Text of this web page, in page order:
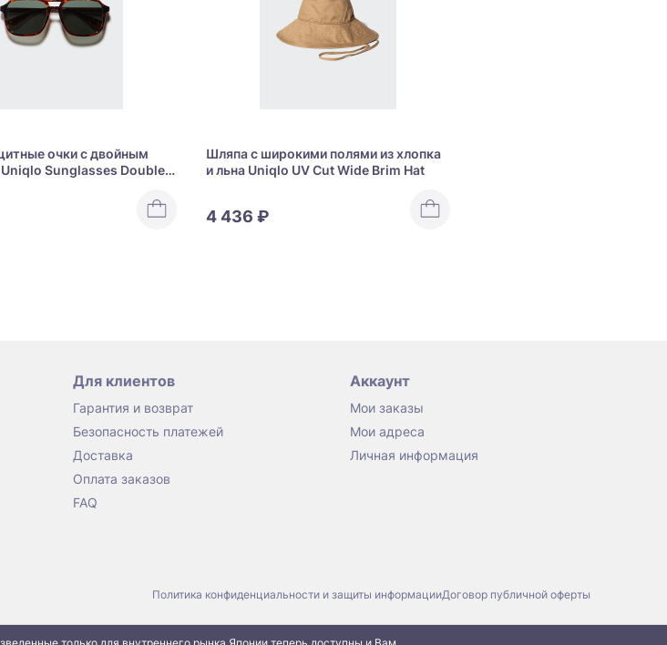
очки с двойным
Sunglasses Double
Шляпа с широкими полями из хлопка
и льна Uniqlo UV Cut Wide Brim Hat
4 436 ₽
Для клиентов
Гарантия и возврат
Безопасность платежей
Доставка
Оплата заказов
FAQ
Аккаунт
Мои заказы
Мои адреса
Личная информация
Политика конфиденциальности и защиты информацииДоговор публичной оферты